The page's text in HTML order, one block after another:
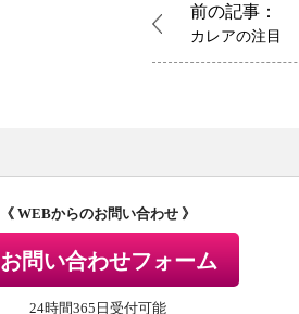
前の記事：
カレアの注目
《 WEBからのお問い合わせ 》
お問い合わせフォーム
24時間365日受付可能